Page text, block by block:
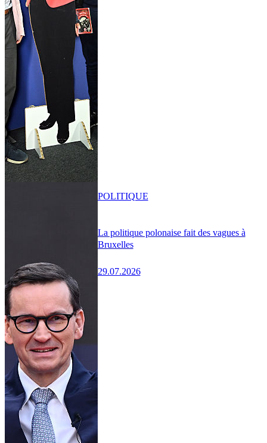
La politique polonaise fait des vagues à
Bruxelles
29.07.2026
POLITIQUE